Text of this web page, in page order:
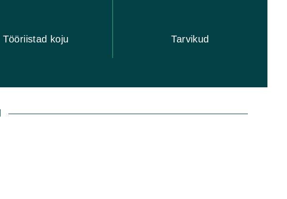
Tööriistad koju Tarvikud